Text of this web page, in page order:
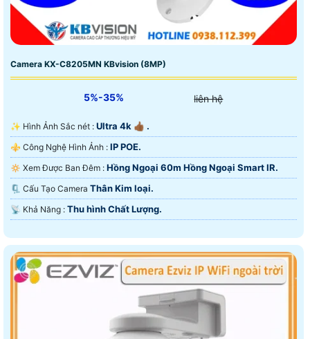
Camera KX-C8205MN KBvision (8MP)
5%-35% liên hệ
✨ Hình Ảnh Sắc nét : Ultra 4k 👍🏾 .
⚜️ Công Nghệ Hình Ảnh : IP POE.
🔅 Xem Được Ban Đêm : Hồng Ngoại 60m Hồng Ngoại Smart IR.
🗜️ Cấu Tạo Camera Thân Kim loại.
️📡 Khả Năng : Thu hình Chất Lượng.